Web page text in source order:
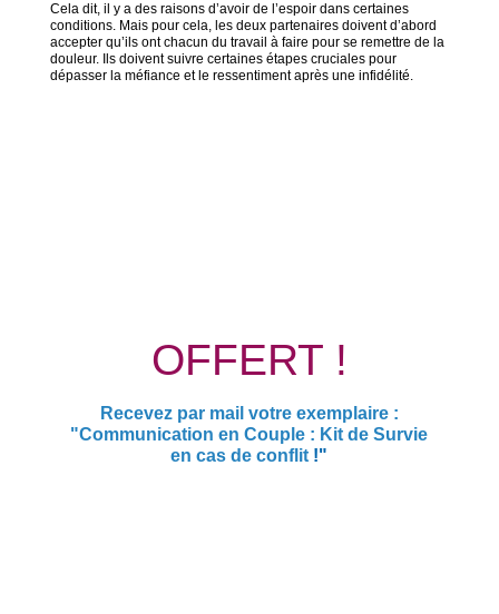
Cela dit, il y a des raisons d’avoir de l’espoir dans certaines
conditions. Mais pour cela, les deux partenaires doivent d’abord
accepter qu’ils ont chacun du travail à faire pour se remettre de la
douleur. Ils doivent suivre certaines étapes cruciales pour
dépasser la méfiance et le ressentiment après une infidélité.
OFFERT !
Recevez par mail votre exemplaire :
"Communication en Couple : Kit de Survie
en cas de conflit !"